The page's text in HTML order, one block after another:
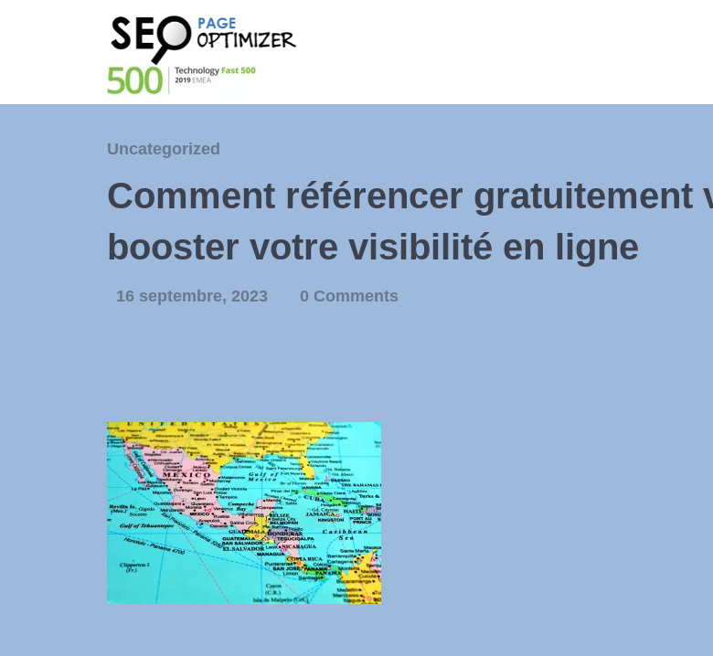
Uncategorized
Comment référencer gratuitement
booster votre visibilité en ligne
16 septembre, 2023 0 Comments